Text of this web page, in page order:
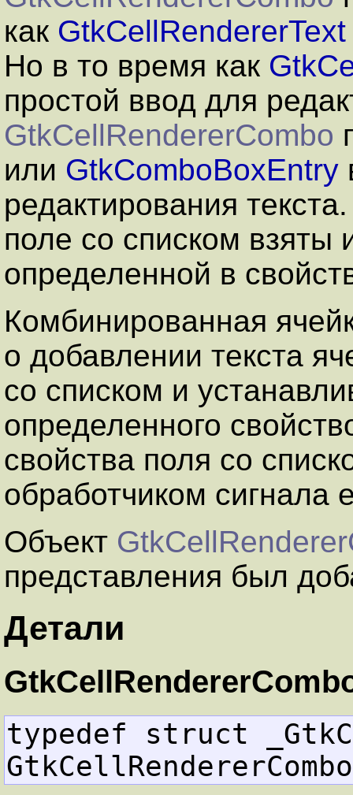
как GtkCellRendererText
Но в то время как
простой ввод для
GtkCellRendererCombo
или GtkComboBoxEntry
редактирования
поле со списком взяты
определенной в
Комбинированная
о добавлении текста
со списком и
определенного
свойства поля со
обработчиком сигнала
Объект
представления был
Детали
typedef struct